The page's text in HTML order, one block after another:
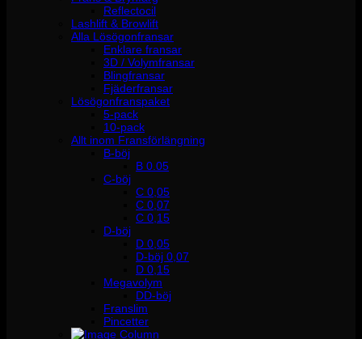
Reflectocil
Lashlift & Browlift
Alla Lösögonfransar
Enklare fransar
3D / Volymfransar
Blingfransar
Fjäderfransar
Lösögonfranspaket
5-pack
10-pack
Allt inom Fransförlängning
B-böj
B 0.05
C-böj
C 0,05
C 0,07
C 0,15
D-böj
D 0,05
D-böj 0,07
D 0,15
Megavolym
DD-böj
Franslim
Pincetter